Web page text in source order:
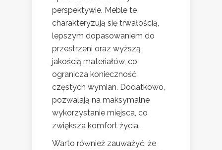
perspektywie. Meble te
charakteryzują się trwałością,
lepszym dopasowaniem do
przestrzeni oraz wyższą
jakością materiałów, co
ogranicza konieczność
częstych wymian. Dodatkowo,
pozwalają na maksymalne
wykorzystanie miejsca, co
zwiększa komfort życia.
Warto również zauważyć, że